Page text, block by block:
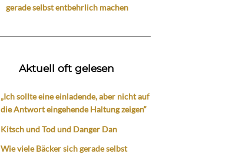
gerade selbst entbehrlich machen
Aktuell oft gelesen
„Ich sollte eine einladende, aber nicht auf
die Antwort eingehende Haltung zeigen“
Kitsch und Tod und Danger Dan
Wie viele Bäcker sich gerade selbst